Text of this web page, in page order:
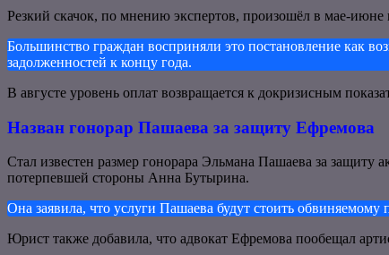
Резкий скачок, по мнению экспертов, произошёл в мае-
Большинство граждан восприняли это постановление как
задолженностей к концу года.
В августе уровень оплат возвращается к докризисным
Назван гонорар Пашаева за защиту Ефремова
Стал известен размер гонорара Эльмана Пашаева за
потерпевшей стороны Анна Бутырина.
Она заявила, что услуги Пашаева будут стоить
Юрист также добавила, что адвокат Ефремова пообещал